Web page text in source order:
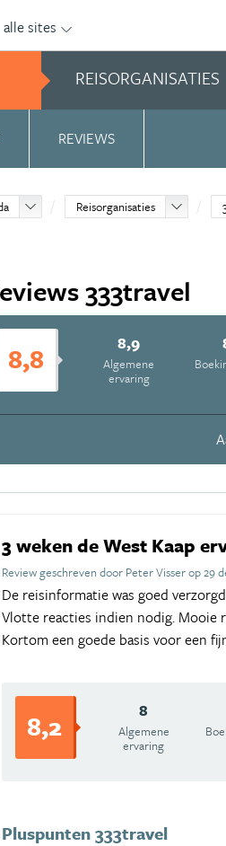
alle sites
REISORGANISATIES
REVIEWS
Reisorganisaties
333travel
8,8 8,9
Algemene
ervaring
3 weken de West Kaap
Review geschreven door Peter Visser op 29
De reisinformatie was goed
Vlotte reacties indien nodig. Mooie
Kortom een goede basis voor een
8,2 8
Algemene
ervaring
Pluspunten 333travel